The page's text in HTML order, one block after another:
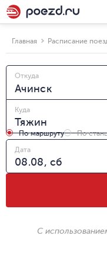
Главная Расписание
Откуда
Куда
По маршруту По
Дата
С